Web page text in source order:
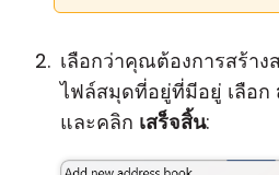
เลือกว่าคุณต้องการสร้า
ไฟล์สมุดที่อยู่ที่มีอยู่ เลือก
และคลิก เสร็จสิ้น: